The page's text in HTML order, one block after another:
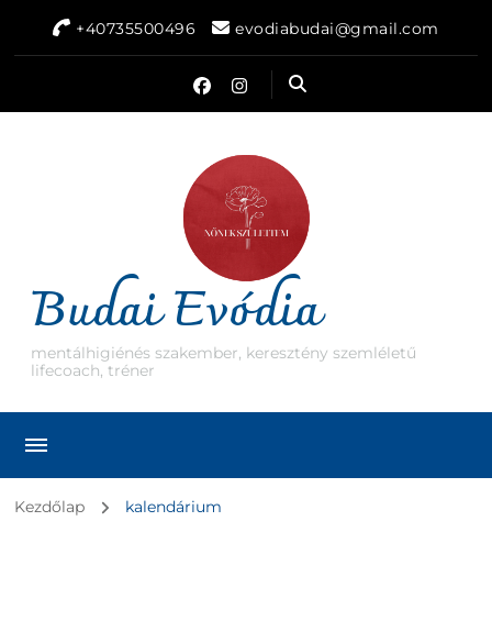
+40735500496 evodiabudai@gmail.com
Budai Evódia
mentálhigiénés szakember, keresztény szemléletű
lifecoach, tréner
Kezdőlap kalendárium